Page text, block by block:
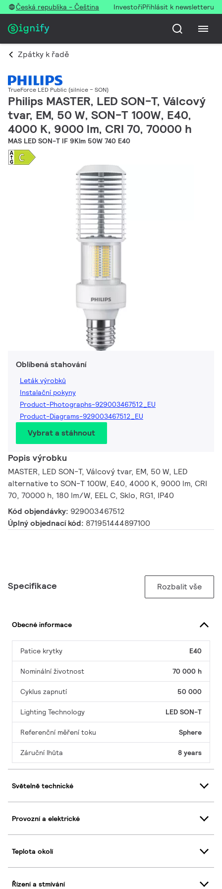
Česká republika - Čeština InvestořiPřihlásit k newsletteru
Zpátky k řadě
TrueForce LED Public (silnice – SON)
Philips MASTER, LED SON-T, Válcový
tvar, EM, 50 W, SON-T 100W, E40,
4000 K, 9000 lm, CRI 70, 70000 h
MAS LED SON-T IF 9Klm 50W 740 E40
Oblíbená stahování
Leták výrobků
Instalační pokyny
Product-Photographs-929003467512_EU
Product-Diagrams-929003467512_EU
Vybrat a stáhnout
Popis výrobku
MASTER, LED SON-T, Válcový tvar, EM, 50 W, LED
alternative to SON-T 100W, E40, 4000 K, 9000 lm, CRI
70, 70000 h, 180 lm/W, EEL C, Sklo, RG1, IP40
Kód objendávky: 929003467512
Úplný objednací kód: 871951444897100
Specifikace Rozbalit vše
Obecné informace
Patice krytky E40
Nominální životnost 70 000 h
Cyklus zapnutí 50 000
Lighting Technology LED SON-T
Referenční měření toku Sphere
Záruční lhůta 8 years
Světelně technické
Provozní a elektrické
Teplota okolí
Řízení a stmívání